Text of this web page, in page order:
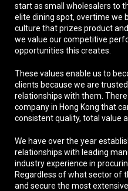
start as small wholesalers to
elite dining spot, overtime we
culture that prizes product
we value our competitive
opportunities this creates.
These values enable us to
clients because we are
relationships with them.
company in Hong Kong that
consistent quality, total value
We have over the year
relationships with leading
industry experience in
Regardless of what sector of
and secure the most